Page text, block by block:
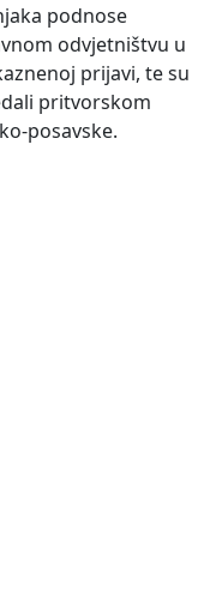
podnose
odvjetništvu u
prijavi, te su
pritvorskom
posavske.